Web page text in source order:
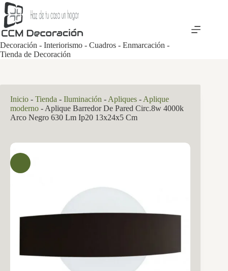
Saltar
al
contenido
Decoración - Interiorismo - Cuadros - Enmarcación -
Tienda de Decoración
Inicio - Tienda - Iluminación - Apliques - Aplique
moderno - Aplique Barredor De Pared Circ.8w 4000k
Arco Negro 630 Lm Ip20 13x24x5 Cm